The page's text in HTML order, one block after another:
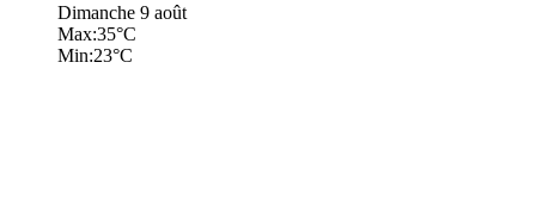
Dimanche 9 août
Max:35°C
Min:23°C